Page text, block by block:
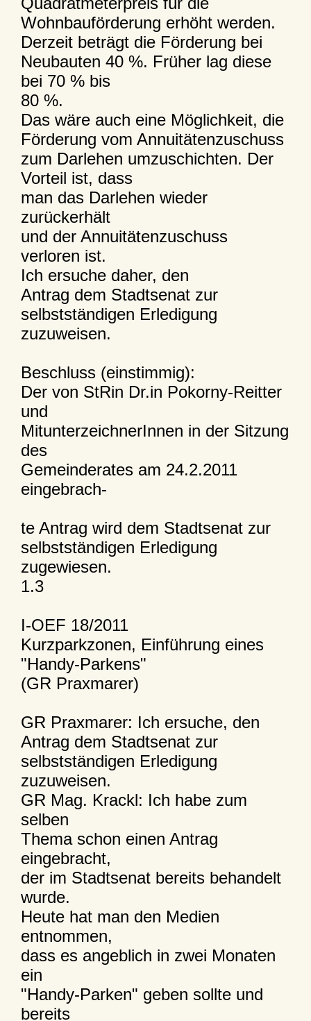
Wohnbauförderung erhöht werden.
Derzeit beträgt die Förderung bei
Neubauten 40 %. Früher lag diese
bei 70 % bis
80 %.
Das wäre auch eine Möglichkeit, die
Förderung vom Annuitätenzuschuss
zum Darlehen umzuschichten. Der
Vorteil ist, dass
man das Darlehen wieder
zurückerhält
und der Annuitätenzuschuss
verloren ist.
Ich ersuche daher, den
Antrag dem Stadtsenat zur
selbstständigen Erledigung
zuzuweisen.
Beschluss (einstimmig):
Der von StRin Dr.in Pokorny-Reitter
und
MitunterzeichnerInnen in der Sitzung
des
Gemeinderates am 24.2.2011
eingebrach-
te Antrag wird dem Stadtsenat zur
selbstständigen Erledigung
zugewiesen.
1.3
I-OEF 18/2011
Kurzparkzonen, Einführung eines
"Handy-Parkens"
(GR Praxmarer)
GR Praxmarer: Ich ersuche, den
Antrag dem Stadtsenat zur
selbstständigen Erledigung
zuzuweisen.
GR Mag. Krackl: Ich habe zum
selben
Thema schon einen Antrag
eingebracht,
der im Stadtsenat bereits behandelt
wurde.
Heute hat man den Medien
entnommen,
dass es angeblich in zwei Monaten
ein
"Handy-Parken" geben sollte und
bereits